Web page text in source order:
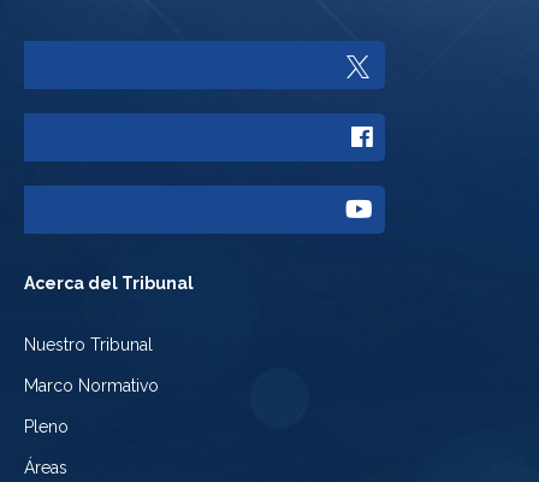
Twitter
Facebook
Acerca del Tribunal
Nuestro Tribunal
Marco Normativo
Pleno
Áreas